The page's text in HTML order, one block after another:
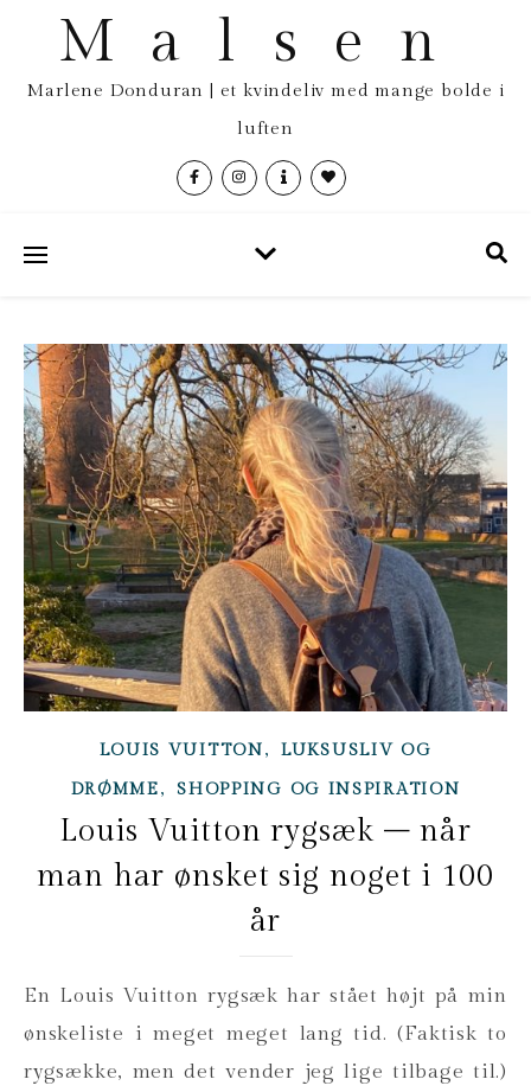
Malsen
Marlene Donduran | et kvindeliv med mange bolde i
luften
LOUIS VUITTON,LUKSUSLIV OG
DRØMME,SHOPPING OG INSPIRATION
Louis Vuitton rygsæk – når
man har ønsket sig noget i 100
år
En Louis Vuitton rygsæk har stået højt på min
ønskeliste i meget meget lang tid. (Faktisk to
rygsække, men det vender jeg lige tilbage til.)